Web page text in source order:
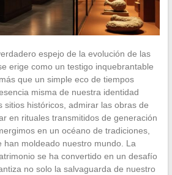
espejo de la evolución de las
erige como un testigo inquebrantable
que un simple eco de tiempos
misma de nuestra identidad
sitios históricos, admirar las obras de
en rituales transmitidos de generación
en un océano de tradiciones,
han moldeado nuestro mundo. La
se ha convertido en un desafío
no solo la salvaguarda de nuestro